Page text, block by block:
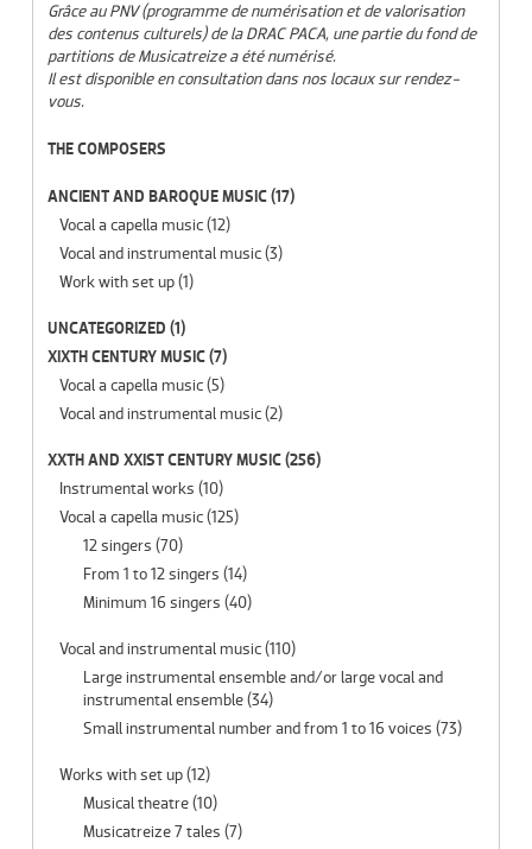
Grâce au PNV (programme de numérisation et de valorisation
des contenus culturels) de la DRAC PACA, une partie du fond de
partitions de Musicatreize a été numérisé.
Il est disponible en consultation dans nos locaux sur rendez-
vous.
THE COMPOSERS
ANCIENT AND BAROQUE MUSIC(17)
Vocal a capella music(12)
Vocal and instrumental music(3)
Work with set up(1)
UNCATEGORIZED (1)
XIXTH CENTURY MUSIC(7)
Vocal a capella music(5)
Vocal and instrumental music(2)
XXTH AND XXIST CENTURY MUSIC(256)
Instrumental works (10)
Vocal a capella music(125)
12 singers (70)
From 1 to 12 singers (14)
Minimum 16 singers (40)
Vocal and instrumental music(110)
Large instrumental ensemble and/or large vocal and
instrumental ensemble(34)
Small instrumental number and from 1 to 16 voices (73)
Works with set up(12)
Musical theatre(10)
Musicatreize 7 tales (7)